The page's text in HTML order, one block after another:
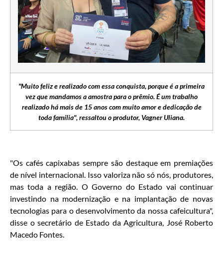
"Muito feliz e realizado com essa conquista, porque é a primeira
vez que mandamos a amostra para o prêmio. É um trabalho
realizado há mais de 15 anos com muito amor e dedicação de
toda família", ressaltou o produtor, Vagner Uliana.
"Os cafés capixabas sempre são destaque em premiações
de nível internacional. Isso valoriza não só nós, produtores,
mas toda a região. O Governo do Estado vai continuar
investindo na modernização e na implantação de novas
tecnologias para o desenvolvimento da nossa cafeicultura",
disse o secretário de Estado da Agricultura, José Roberto
Macedo Fontes.